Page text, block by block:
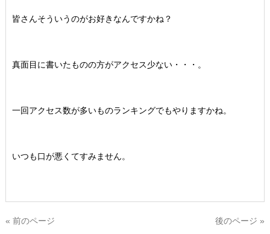
皆さんそういうのがお好きなんですかね？
真面目に書いたものの方がアクセス少ない・・・。
一回アクセス数が多いものランキングでもやりますかね。
いつも口が悪くてすみません。
« 前のページ 後のページ »